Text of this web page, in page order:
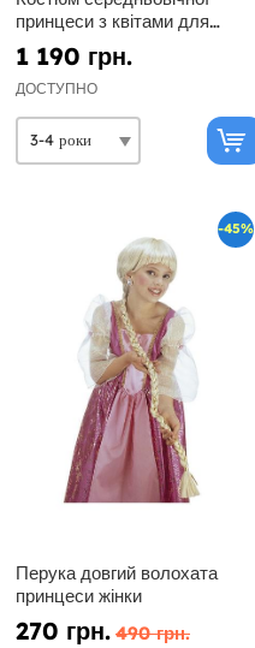
принцеси з квітами для
дівчинки
1 190 грн.
ДОСТУПНО
-45%
Перука довгий волохата
принцеси жінки
270 грн. 490 грн.